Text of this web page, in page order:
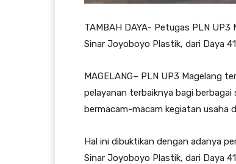
TAMBAH DAYA- Petugas PLN
Sinar Joyoboyo Plastik, dari Daya
MAGELANG– PLN UP3 Magelang
pelayanan terbaiknya bagi
bermacam-macam kegiatan usaha
Hal ini dibuktikan dengan adanya
Sinar Joyoboyo Plastik, dari Daya